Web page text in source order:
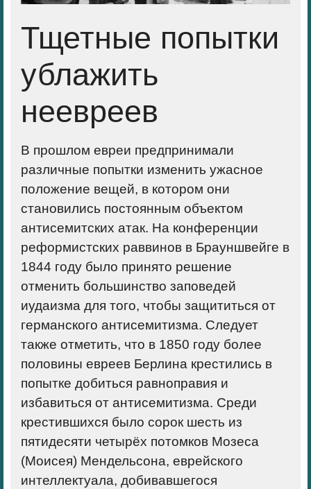
Тщетные попытки
ублажить
неевреев
В прошлом евреи предпринимали
различные попытки изменить ужасное
положение вещей, в котором они
становились постоянным объектом
антисемитских атак. На конференции
реформистских раввинов в Брауншвейге в
1844 году было принято решение
отменить большинство заповедей
иудаизма для того, чтобы защититься от
германского антисемитизма. Следует
также отметить, что в 1850 году более
половины евреев Берлина крестились в
попытке добиться равноправия и
избавиться от антисемитизма. Среди
крестившихся было сорок шесть из
пятидесяти четырёх потомков Мозеса
(Моисея) Мендельсона, еврейского
интеллектуала, добивавшегося